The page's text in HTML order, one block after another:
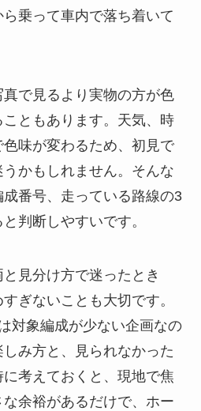
乗って車内で落ち着いて
で見るより実物の方が色
ともあります。天気、時
味が変わるため、初見で
かもしれません。そんな
番号、走っている路線の3
判断しやすいです。
見分け方で迷ったとき
ぎないことも大切です。
対象編成が少ない企画なの
み方と、見られなかった
考えておくと、現地で焦
余裕があるだけで、ホー